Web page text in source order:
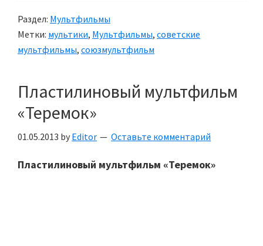
Раздел: Мультфильмы
Метки: мультики, Мультфильмы, советские
мультфильмы, союзмультфильм
Пластилиновый мультфильм
«Теремок»
01.05.2013 by Editor Оставьте комментарий
Пластилиновый мультфильм «Теремок»